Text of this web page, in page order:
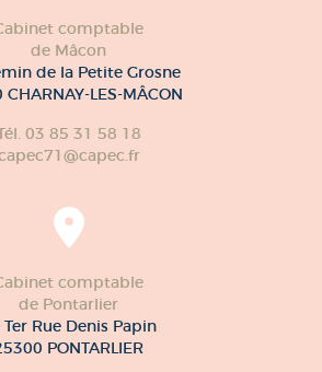
comptable
de Mâcon
de la Petite Grosne
LES-MÂCON
03 85 31 58 18
comptable
de Pontarlier
Rue Denis Papin
PONTARLIER